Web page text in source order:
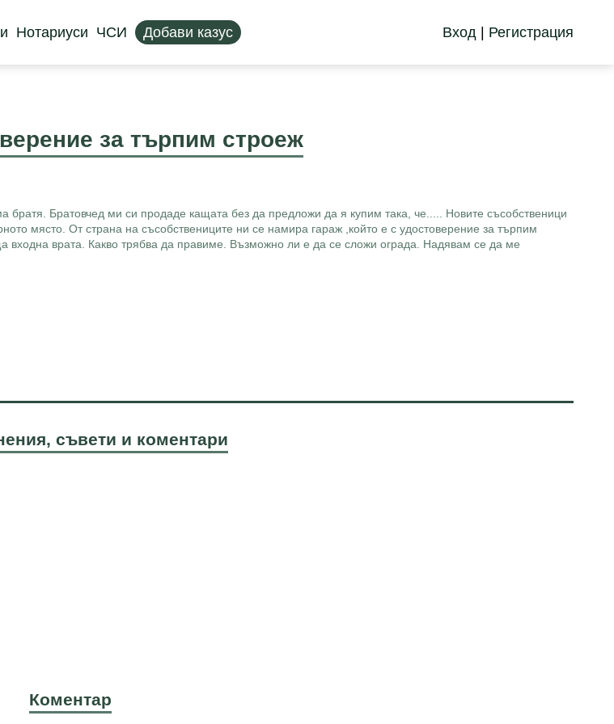
Нотариуси ЧСИ Добави казус Вход | Регистрация
за търпим строеж
Братовчед ми си продаде кащата без да предложи да я купим така, че..... Новите съсобственици
място. От страна на съсобствениците ни се намира гараж ,който е с удостоверение за търпим
входна врата. Какво трябва да правиме. Възможно ли е да се сложи ограда. Надявам се да ме
съвети и коментари
Коментар